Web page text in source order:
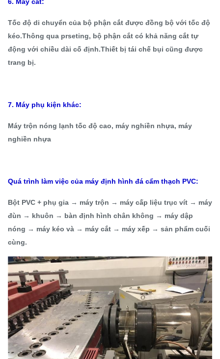
Tốc độ di chuyển của bộ phận cắt được đồng bộ với tốc độ
kéo.Thông qua prseting, bộ phận cắt có khả năng cắt tự
động với chiều dài cố định.Thiết bị tái chế bụi cũng được
trang bị.
7. Máy phụ kiện khác:
Máy trộn nóng lạnh tốc độ cao, máy nghiền nhựa, máy
nghiền nhựa
Quá trình làm việc của máy định hình đá cẩm thạch PVC:
Bột PVC + phụ gia → máy trộn → máy cấp liệu trục vít → máy
đùn → khuôn → bàn định hình chân không → máy dập
nóng → máy kéo và → máy cắt → máy xếp → sản phẩm cuối
cùng.